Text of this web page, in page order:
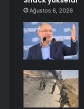
Ağustos 6, 2026